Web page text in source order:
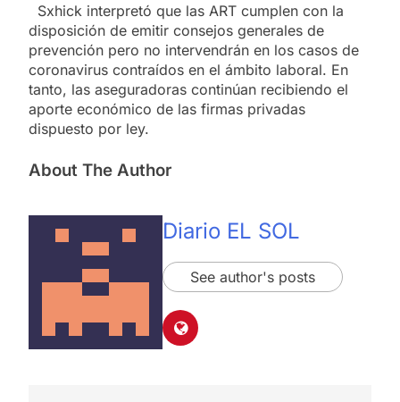
Sxhick interpretó que las ART cumplen con la
disposición de emitir consejos generales de
prevención pero no intervendrán en los casos de
coronavirus contraídos en el ámbito laboral. En
tanto, las aseguradoras continúan recibiendo el
aporte económico de las firmas privadas
dispuesto por ley.
About The Author
Diario EL SOL
See author's posts